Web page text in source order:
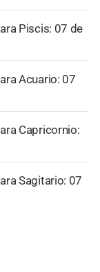
Piscis: 07 de
Acuario: 07
Capricornio:
Sagitario: 07